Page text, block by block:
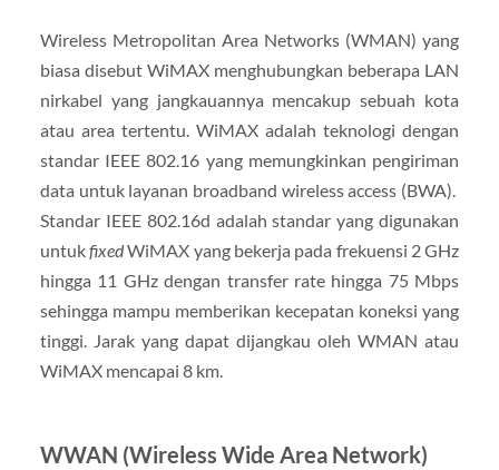
Wireless Metropolitan Area Networks (WMAN) yang
biasa disebut WiMAX menghubungkan beberapa LAN
nirkabel yang jangkauannya mencakup sebuah kota
atau area tertentu. WiMAX adalah teknologi dengan
standar IEEE 802.16 yang memungkinkan pengiriman
data untuk layanan broadband wireless access (BWA).
Standar IEEE 802.16d adalah standar yang digunakan
untukfixedWiMAX yang bekerja pada frekuensi 2 GHz
hingga 11 GHz dengan transfer rate hingga 75 Mbps
sehingga mampu memberikan kecepatan koneksi yang
tinggi. Jarak yang dapat dijangkau oleh WMAN atau
WiMAX mencapai 8 km.
WWAN (Wireless Wide Area Network)